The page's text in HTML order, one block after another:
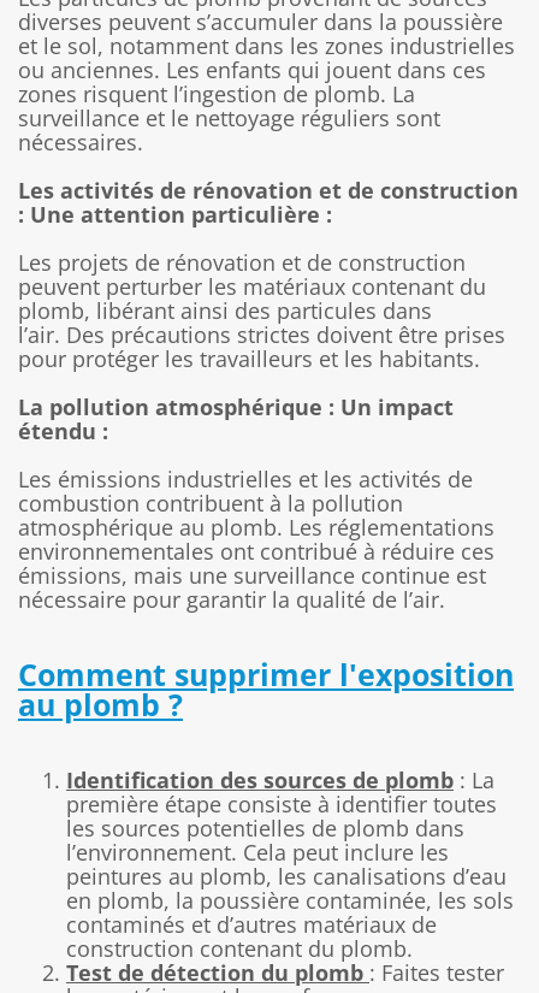
diverses peuvent s’accumuler dans la poussière
et le sol, notamment dans les zones industrielles
ou anciennes. Les enfants qui jouent dans ces
zones risquent l’ingestion de plomb. La
surveillance et le nettoyage réguliers sont
nécessaires.
Les activités de rénovation et de construction
: Une attention particulière :
Les projets de rénovation et de construction
peuvent perturber les matériaux contenant du
plomb, libérant ainsi des particules dans
l’air. Des précautions strictes doivent être prises
pour protéger les travailleurs et les habitants.
La pollution atmosphérique : Un impact
étendu :
Les émissions industrielles et les activités de
combustion contribuent à la pollution
atmosphérique au plomb. Les réglementations
environnementales ont contribué à réduire ces
émissions, mais une surveillance continue est
nécessaire pour garantir la qualité de l’air.
Comment supprimer l'exposition
au plomb ?
Identification des sources de plomb : La
première étape consiste à identifier toutes
les sources potentielles de plomb dans
l’environnement. Cela peut inclure les
peintures au plomb, les canalisations d’eau
en plomb, la poussière contaminée, les sols
contaminés et d’autres matériaux de
construction contenant du plomb.
Test de détection du plomb : Faites tester